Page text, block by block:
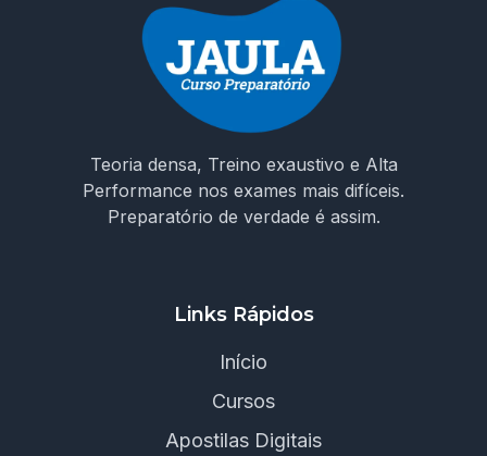
Teoria densa, Treino exaustivo e Alta
Performance nos exames mais difíceis.
Preparatório de verdade é assim.
Links Rápidos
Início
Cursos
Apostilas Digitais